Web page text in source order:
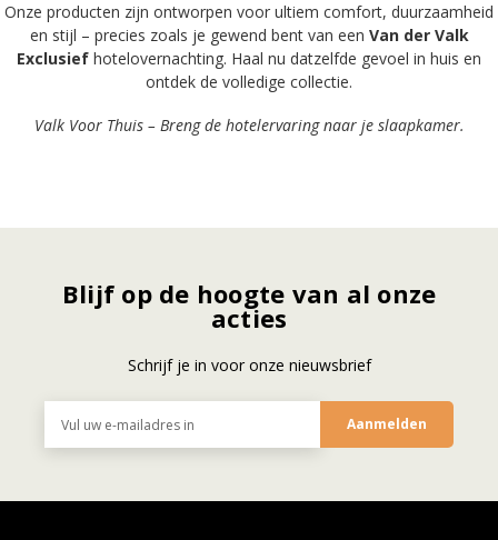
Onze producten zijn ontworpen voor ultiem comfort, duurzaamheid
en stijl – precies zoals je gewend bent van een Van der Valk
Exclusief hotelovernachting. Haal nu datzelfde gevoel in huis en
ontdek de volledige collectie.
Valk Voor Thuis – Breng de hotelervaring naar je slaapkamer.
Blijf op de hoogte van al onze
acties
Schrijf je in voor onze nieuwsbrief
mailadres